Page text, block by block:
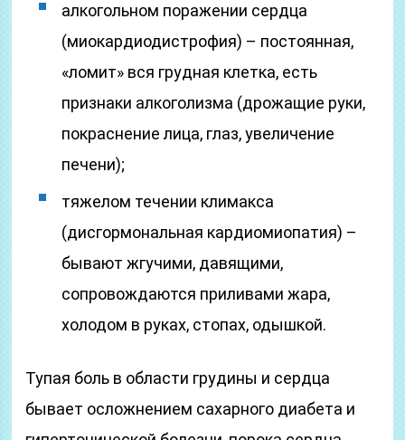
алкогольном поражении сердца
(миокардиодистрофия) – постоянная,
«ломит» вся грудная клетка, есть
признаки алкоголизма (дрожащие руки,
покраснение лица, глаз, увеличение
печени);
тяжелом течении климакса
(дисгормональная кардиомиопатия) –
бывают жгучими, давящими,
сопровождаются приливами жара,
холодом в руках, стопах, одышкой.
Тупая боль в области грудины и сердца
бывает осложнением сахарного диабета и